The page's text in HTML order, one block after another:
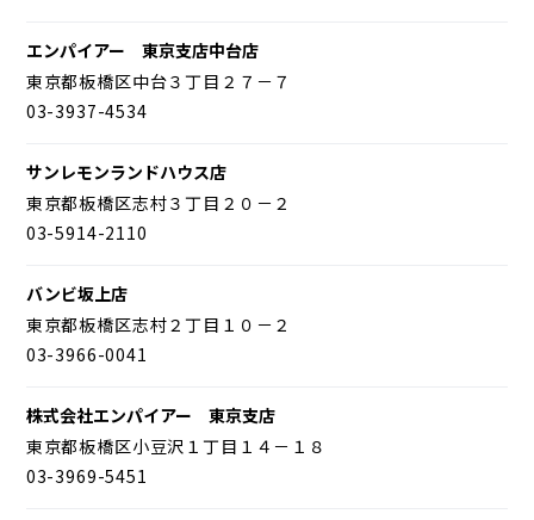
エンパイアー 東京支店中台店
東京都板橋区中台３丁目２７－７
03-3937-4534
サンレモンランドハウス店
東京都板橋区志村３丁目２０－２
03-5914-2110
バンビ坂上店
東京都板橋区志村２丁目１０－２
03-3966-0041
株式会社エンパイアー 東京支店
東京都板橋区小豆沢１丁目１４－１８
03-3969-5451